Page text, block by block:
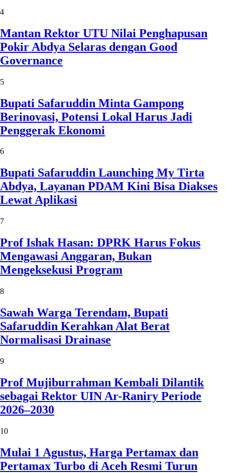
4
Mantan Rektor UTU Nilai Penghapusan
Pokir Abdya Selaras dengan Good
Governance
5
Bupati Safaruddin Minta Gampong
Berinovasi, Potensi Lokal Harus Jadi
Penggerak Ekonomi
6
Bupati Safaruddin Launching My Tirta
Abdya, Layanan PDAM Kini Bisa Diakses
Lewat Aplikasi
7
Prof Ishak Hasan: DPRK Harus Fokus
Mengawasi Anggaran, Bukan
Mengeksekusi Program
8
Sawah Warga Terendam, Bupati
Safaruddin Kerahkan Alat Berat
Normalisasi Drainase
9
Prof Mujiburrahman Kembali Dilantik
sebagai Rektor UIN Ar-Raniry Periode
2026–2030
10
Mulai 1 Agustus, Harga Pertamax dan
Pertamax Turbo di Aceh Resmi Turun